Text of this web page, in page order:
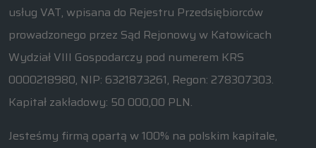
usług VAT, wpisana do Rejestru Przedsiębiorców
prowadzonego przez Sąd Rejonowy w Katowicach
Wydział VIII Gospodarczy pod numerem KRS
0000218980, NIP: 6321873261, Regon: 278307303.
Kapitał zakładowy: 50 000,00 PLN.
Jesteśmy firmą opartą w 100% na polskim kapitale,